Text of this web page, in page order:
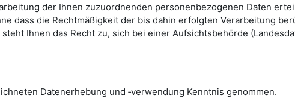
der Ihnen zuzuordnenden personenbezogenen Daten
dass die Rechtmäßigkeit der bis dahin erfolgten Verarbeitung
Ihnen das Recht zu, sich bei einer Aufsichtsbehörde
Datenerhebung und ‑verwendung Kenntnis genommen.